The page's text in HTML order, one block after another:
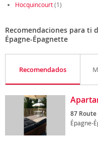
Hocquincourt(1)
Recomendaciones para ti
Épagne-Épagnette
Recomendados
87 Route
Épagne-